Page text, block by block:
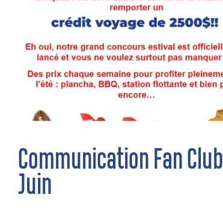
Communication Fan Club
Juin